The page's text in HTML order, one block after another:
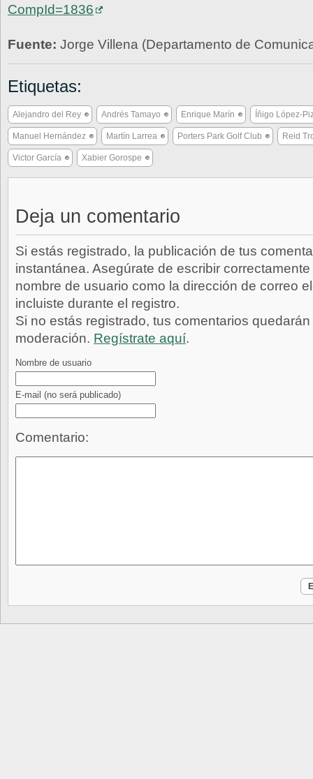
CompId=1836
Fuente: Jorge Villena (Departamento de
Etiquetas:
Alejandro del Rey Andrés Tamayo Enrique Marín Íñigo López-
Manuel Hernández Martín Larrea Porters Park Golf Club Reid
Victor García Xabier Gorospe
Deja un comentario
Si estás registrado, la publicación de tus
instantánea. Asegúrate de escribir
nombre de usuario como la dirección de correo
incluiste durante el registro.
Si no estás registrado, tus comentarios
moderación. Regístrate aquí.
Nombre de usuario
E-mail (no será publicado)
Comentario: